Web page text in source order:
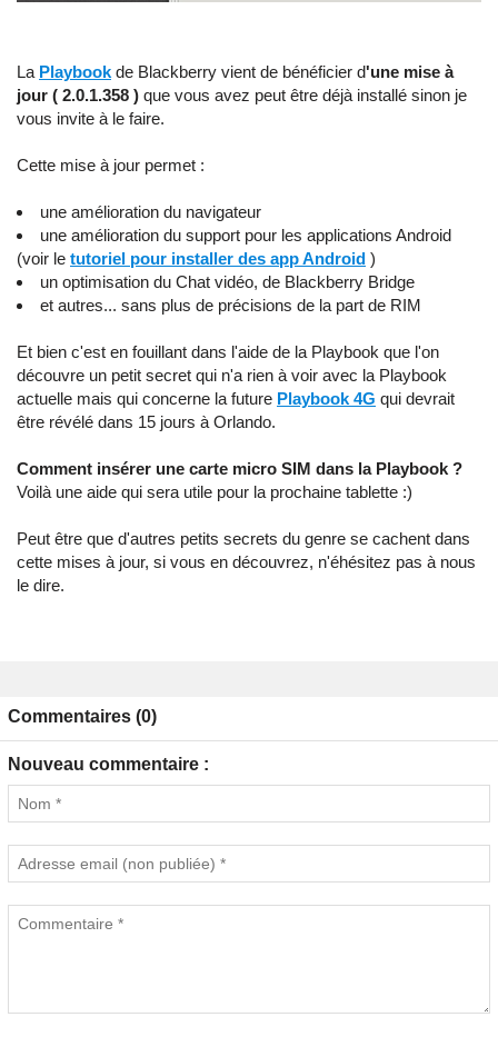
La Playbook de Blackberry vient de bénéficier d'une mise à
jour ( 2.0.1.358 ) que vous avez peut être déjà installé sinon je
vous invite à le faire.
Cette mise à jour permet :
une amélioration du navigateur
une amélioration du support pour les applications Android
(voir le tutoriel pour installer des app Android )
un optimisation du Chat vidéo, de Blackberry Bridge
et autres... sans plus de précisions de la part de RIM
Et bien c'est en fouillant dans l'aide de la Playbook que l'on
découvre un petit secret qui n'a rien à voir avec la Playbook
actuelle mais qui concerne la future Playbook 4G qui devrait
être révélé dans 15 jours à Orlando.
Comment insérer une carte micro SIM dans la Playbook ?
Voilà une aide qui sera utile pour la prochaine tablette :)
Peut être que d'autres petits secrets du genre se cachent dans
cette mises à jour, si vous en découvrez, n'éhésitez pas à nous
le dire.
Commentaires (0)
Nouveau commentaire :